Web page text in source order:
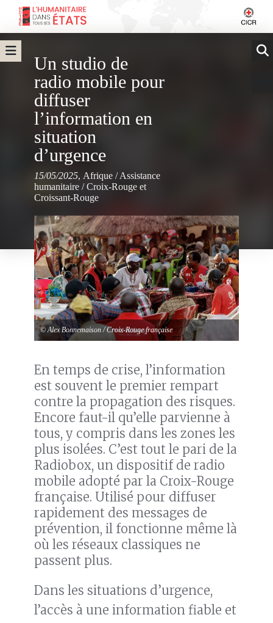
Un studio de
radio mobile pour
diffuser
l’information en
situation
d’urgence
15/05/2025, Afrique /Assistance
humanitaire /Croix-Rouge et
Croissant-Rouge
© Alex Bonnemaison / Croix-Rouge française
En temps de crise, l’information
est souvent le premier rempart
contre la propagation des risques.
Encore faut-il qu’elle parvienne à
tous, y compris dans les zones les
plus isolées. C’est tout le pari de la
Radiobox, un dispositif de radio
mobile adopté par la Croix-Rouge
française. Utilisé pour diffuser
rapidement des messages de
prévention, il fonctionne même là
où les réseaux classiques ne
passent plus.
Dans les situations d’urgence,
l’accès à une information fiable et